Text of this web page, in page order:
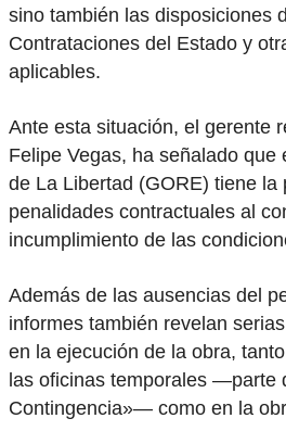
sino también las disposiciones
Contrataciones del Estado y
aplicables.
Ante esta situación, el gerente
Felipe Vegas, ha señalado que
de La Libertad (GORE) tiene la
penalidades contractuales al
incumplimiento de las
Además de las ausencias del
informes también revelan
en la ejecución de la obra,
las oficinas temporales —parte
Contingencia»— como en la